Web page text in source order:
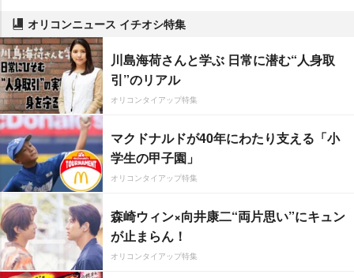
オリコンニュース イチオシ特集
川島海荷さんと学ぶ 日常に潜む“人身取
引”のリアル
オリコンタイアップ特集
マクドナルドが40年にわたり支える「小
学生の甲子園」
オリコンタイアップ特集
森崎ウィン×向井康二“両片思い”にキュン
が止まらん！
オリコンタイアップ特集